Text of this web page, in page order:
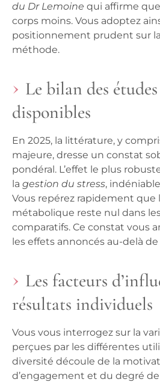
du Dr Lemoine qui affirme que
corps moins. Vous adoptez
positionnement prudent sur
méthode.
Le bilan des
disponibles
En 2025, la littérature, y
majeure, dresse un constat
pondéral. L’effet le plus
la gestion du stress,
Vous repérez rapidement que
métabolique reste nul dans
comparatifs. Ce constat vous
les effets annoncés au-delà
Les facteurs
résultats individuels
Vous vous interrogez sur la
perçues par les différentes
diversité découle de la
d’engagement et du degré